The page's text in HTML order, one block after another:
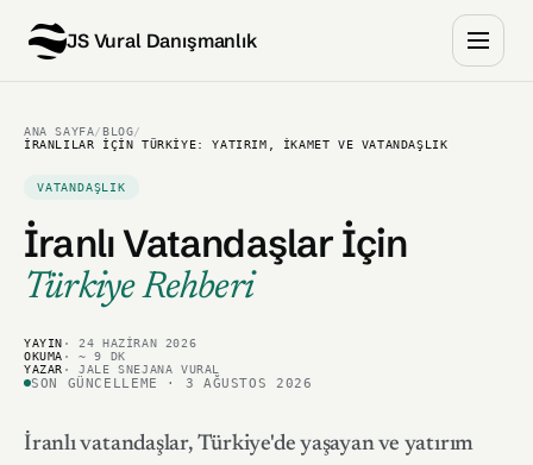
JS Vural Danışmanlık
ANA SAYFA/BLOG/
İRANLILAR İÇIN TÜRKIYE: YATIRIM, İKAMET VE VATANDAŞLIK
VATANDAŞLIK
İranlı Vatandaşlar İçin
Türkiye Rehberi
YAYIN · 24 HAZIRAN 2026
OKUMA · ~ 9 DK
YAZAR · JALE SNEJANA VURAL
SON GÜNCELLEME · 3 AĞUSTOS 2026
İranlı vatandaşlar, Türkiye'de yaşayan ve yatırım